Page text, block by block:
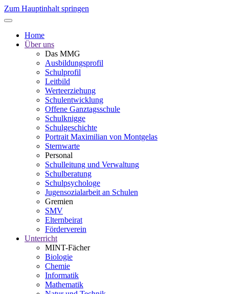
Zum Hauptinhalt springen
Home
Über uns
Das MMG
Ausbildungsprofil
Schulprofil
Leitbild
Werteerziehung
Schulentwicklung
Offene Ganztagsschule
Schulknigge
Schulgeschichte
Portrait Maximilian von Montgelas
Sternwarte
Personal
Schulleitung und Verwaltung
Schulberatung
Schulpsychologe
Jugensozialarbeit an Schulen
Gremien
SMV
Elternbeirat
Förderverein
Unterricht
MINT-Fächer
Biologie
Chemie
Informatik
Mathematik